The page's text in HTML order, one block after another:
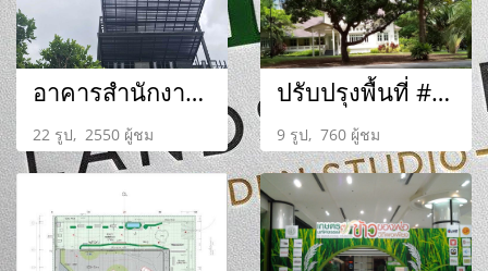
อาคารสำนักงาน D.R.Industrial ถนนอ่อนนุช
22 รูป, 2550 ผู้ชม
ปรับปรุงพื้นที่ #สถานทูต เนเธอร์แลนด์
9 รูป, 760 ผู้ชม